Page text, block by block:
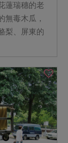
蓮瑞穗的老
無毒木瓜，
梨、屏東的